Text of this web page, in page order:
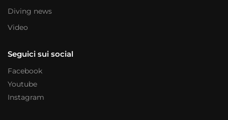
Diving news
Video
Seguici sui social
Facebook
Youtube
Instagram